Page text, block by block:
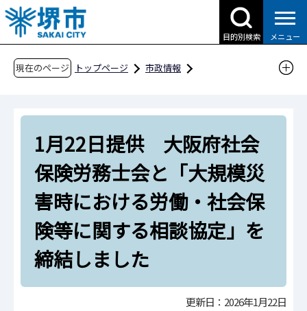
こ
の
ペ
目的別検索 メニュー
現在のページ トップページ
市政情報
報道提供資料
過去の報道提供資料
令和8年
令和8年1月
1月22日提供 大阪府社会保険労務士会と「大
規模災害時における労働・社会保険等に関する
相談協定」を締結しました
1月22日提供 大阪府社会
保険労務士会と「大規模災
害時における労働・社会保
険等に関する相談協定」を
締結しました
更新日：2026年1月22日